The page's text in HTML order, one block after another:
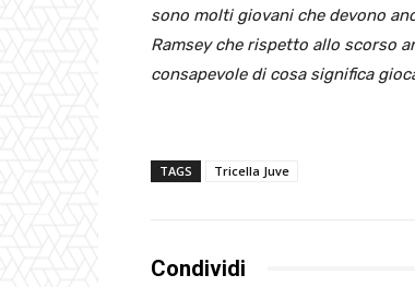
sono molti giovani che devono
Ramsey che rispetto allo scorso
consapevole di cosa significa
TAGS Tricella Juve
Condividi